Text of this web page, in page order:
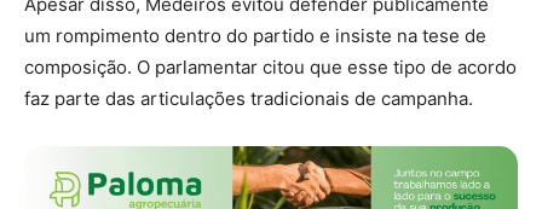
Apesar disso, Medeiros evitou defender publicamente
um rompimento dentro do partido e insiste na tese de
composição. O parlamentar citou que esse tipo de acordo
faz parte das articulações tradicionais de campanha.